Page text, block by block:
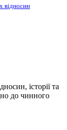
відносин
історії та
до чинного